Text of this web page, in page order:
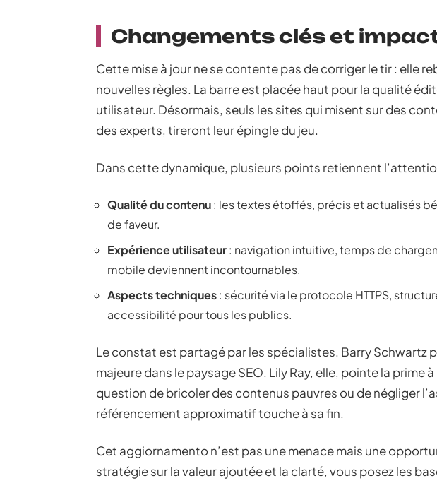
Changements clés et impact
Cette mise à jour ne se contente pas de corriger le tir : elle
nouvelles règles. La barre est placée haut pour la qualité
utilisateur. Désormais, seuls les sites qui misent sur des
des experts, tireront leur épingle du jeu.
Dans cette dynamique, plusieurs points retiennent
Qualité du contenu: les textes étoffés, précis et actualisés
de faveur.
Expérience utilisateur: navigation intuitive, temps de
mobile deviennent incontournables.
Aspects techniques: sécurité via le protocole HTTPS,
accessibilité pour tous les publics.
Le constat est partagé par les spécialistes. Barry Schwartz
majeure dans le paysage SEO. Lily Ray, elle, pointe la prime
question de bricoler des contenus pauvres ou de négliger
référencement approximatif touche à sa fin.
Cet aggiornamento n’est pas une menace mais une
stratégie sur la valeur ajoutée et la clarté, vous posez les